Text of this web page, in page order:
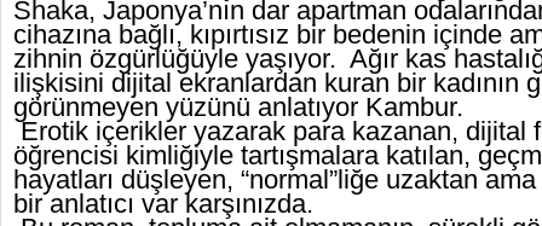
Shaka, Japonya’nın dar apartman
cihazına bağlı, kıpırtısız bir bedenin içinde
zihnin özgürlüğüyle yaşıyor. Ağır kas
ilişkisini dijital ekranlardan kuran bir kadının
görünmeyen yüzünü anlatıyor Kambur.
Erotik içerikler yazarak para kazanan, dijital
öğrencisi kimliğiyle tartışmalara katılan,
hayatları düşleyen, “normal”liğe uzaktan
bir anlatıcı var karşınızda.